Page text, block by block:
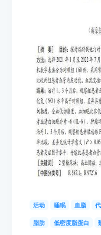
活动 睡眠 血脂
脂肪 低密度脂蛋白